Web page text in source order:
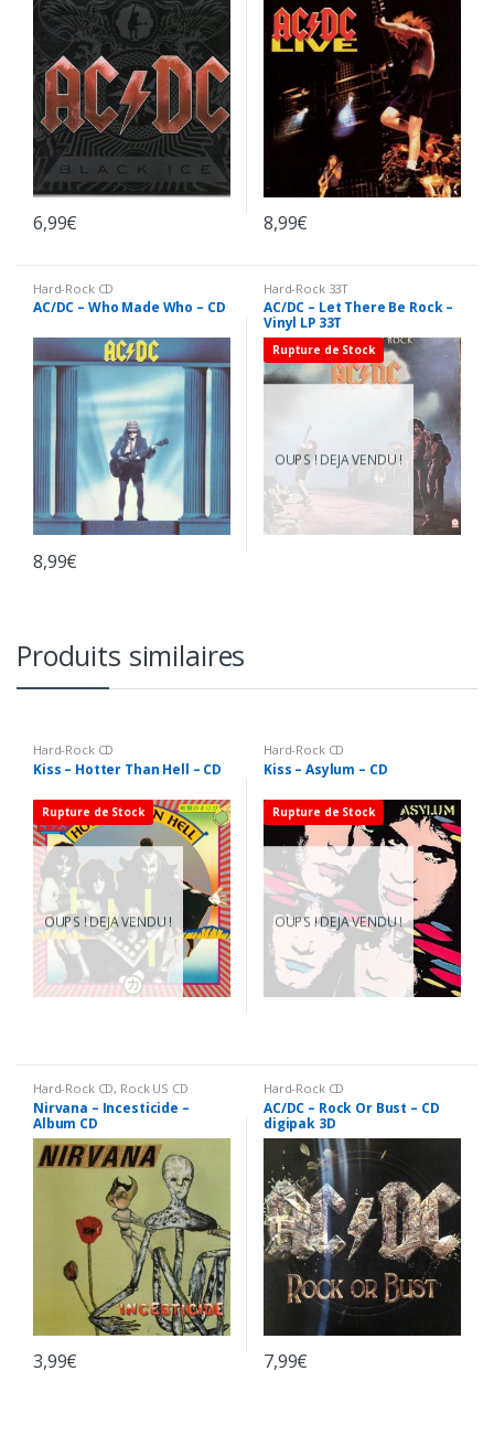
6,99€ 8,99€
Hard-Rock CD
AC/DC – Who Made Who – CD
8,99€
Hard-Rock 33T
AC/DC – Let There Be Rock –
Vinyl LP 33T
Rupture de Stock
OUPS ! DEJA VENDU !
Produits similaires
Hard-Rock CD
Kiss – Hotter Than Hell – CD
Rupture de Stock
OUPS ! DEJA VENDU !
Hard-Rock CD
Kiss – Asylum – CD
Rupture de Stock
OUPS ! DEJA VENDU !
Hard-Rock CD, Rock US CD
Nirvana – Incesticide –
Album CD
3,99€
Hard-Rock CD
AC/DC – Rock Or Bust – CD
digipak 3D
7,99€